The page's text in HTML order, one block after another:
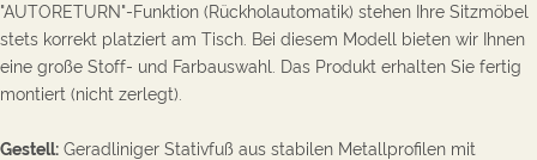
"AUTORETURN"-Funktion (Rückholautomatik) stehen Ihre Sitzmöbel
stets korrekt platziert am Tisch. Bei diesem Modell bieten wir Ihnen
eine große Stoff- und Farbauswahl. Das Produkt erhalten Sie fertig
montiert (nicht zerlegt).
Gestell: Geradliniger Stativfuß aus stabilen Metallprofilen mit